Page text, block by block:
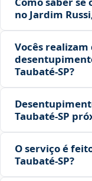
no Jardim
Vocês
Taubaté‑SP?
Taubaté‑SP
O serviço é
Taubaté‑SP?